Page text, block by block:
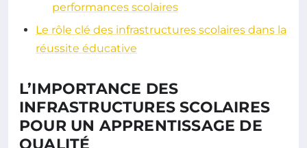
performances scolaires
Le rôle clé des infrastructures scolaires dans la
réussite éducative
L’IMPORTANCE DES
INFRASTRUCTURES SCOLAIRES
POUR UN APPRENTISSAGE DE